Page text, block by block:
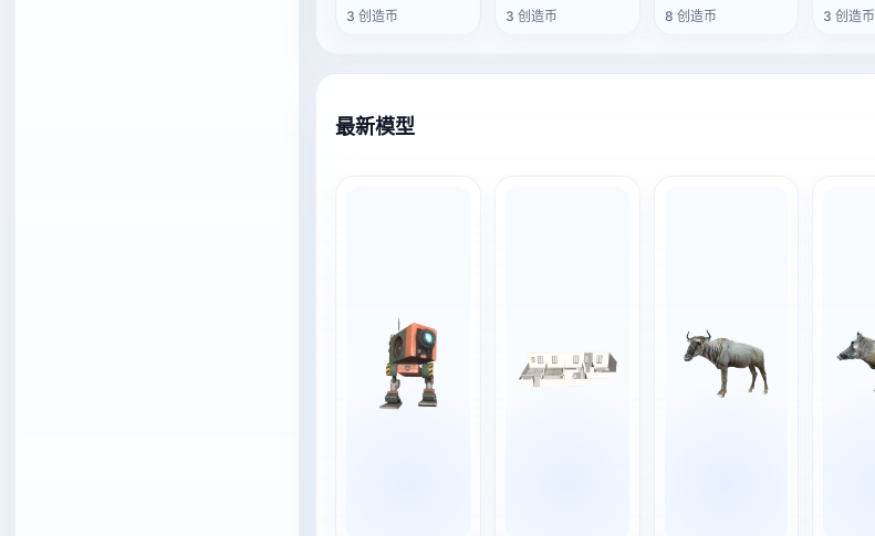
3 创造币 3 创造币 8 创造币 3 创造币
最新模型